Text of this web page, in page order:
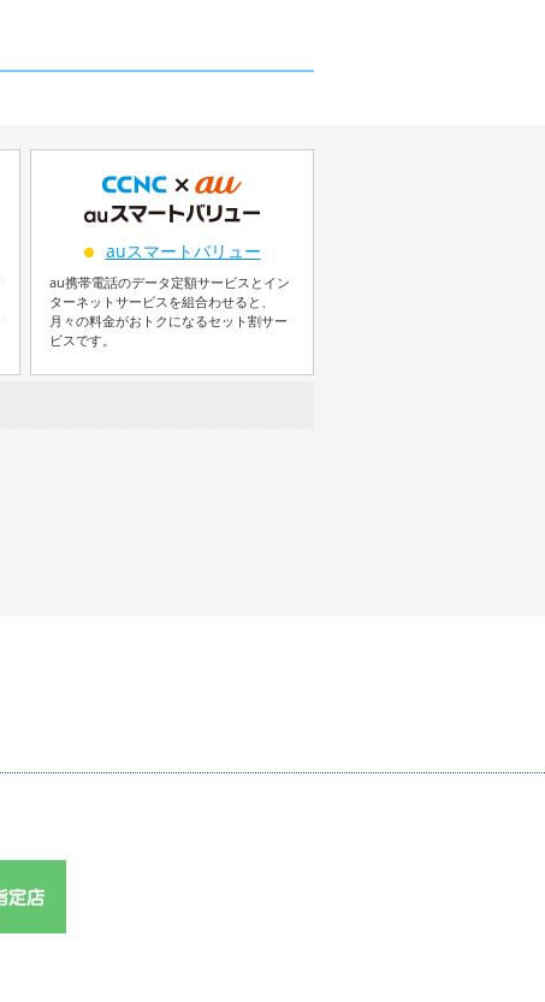
auスマートバリュー
au携帯電話のデータ定額サービスとイン
ターネットサービスを組合わせると、
月々の料金がおトクになるセット割サー
ビスです。